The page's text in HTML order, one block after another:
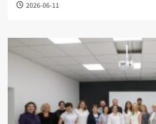
2026-06-11